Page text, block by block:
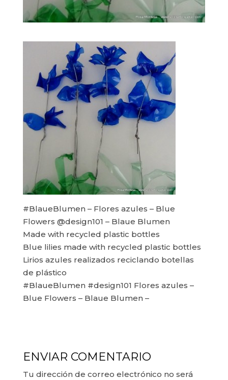
#BlaueBlumen – Flores azules – Blue
Flowers @design101 – Blaue Blumen
Made with recycled plastic bottles
Blue lilies made with recycled plastic bottles
Lirios azules realizados reciclando botellas
de plástico
#BlaueBlumen #design101 Flores azules –
Blue Flowers – Blaue Blumen –
ENVIAR COMENTARIO
Tu dirección de correo electrónico no será